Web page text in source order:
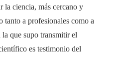
la ciencia, más cercano y
tanto a profesionales como a
que supo transmitir el
es testimonio del